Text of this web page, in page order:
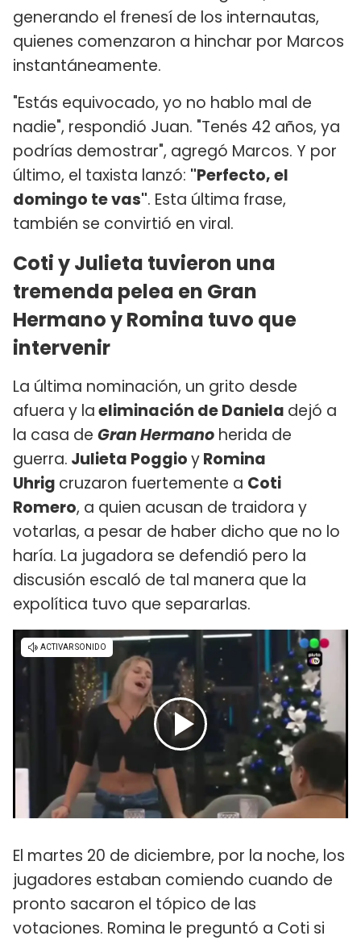
generando el frenesí de los internautas,
quienes comenzaron a hinchar por Marcos
instantáneamente.
"Estás equivocado, yo no hablo mal de
nadie", respondió Juan. "Tenés 42 años, ya
podrías demostrar", agregó Marcos. Y por
último, el taxista lanzó: "Perfecto, el
domingo te vas". Esta última frase,
también se convirtió en viral.
Coti y Julieta tuvieron una
tremenda pelea en Gran
Hermano y Romina tuvo que
intervenir
La última nominación, un grito desde
afuera y laeliminación de Daniela dejó a
la casa de Gran Hermano herida de
guerra. Julieta PoggioyRomina
Uhrig cruzaron fuertemente a Coti
Romero, a quien acusan de traidora y
votarlas, a pesar de haber dicho que no lo
haría. La jugadora se defendió pero la
discusión escaló de tal manera que la
expolítica tuvo que separarlas.
El martes 20 de diciembre, por la noche, los
jugadores estaban comiendo cuando de
pronto sacaron el tópico de las
votaciones. Romina le preguntó a Coti si